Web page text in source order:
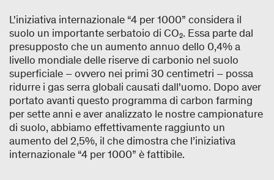
L'iniziativa internazionale “4 per 1000” considera il
suolo un importante serbatoio di CO₂. Essa parte dal
presupposto che un aumento annuo dello 0,4% a
livello mondiale delle riserve di carbonio nel suolo
superficiale – ovvero nei primi 30 centimetri – possa
ridurre i gas serra globali causati dall'uomo. Dopo aver
portato avanti questo programma di carbon farming
per sette anni e aver analizzato le nostre campionature
di suolo, abbiamo effettivamente raggiunto un
aumento del 2,5%, il che dimostra che l’iniziativa
internazionale “4 per 1000” è fattibile.